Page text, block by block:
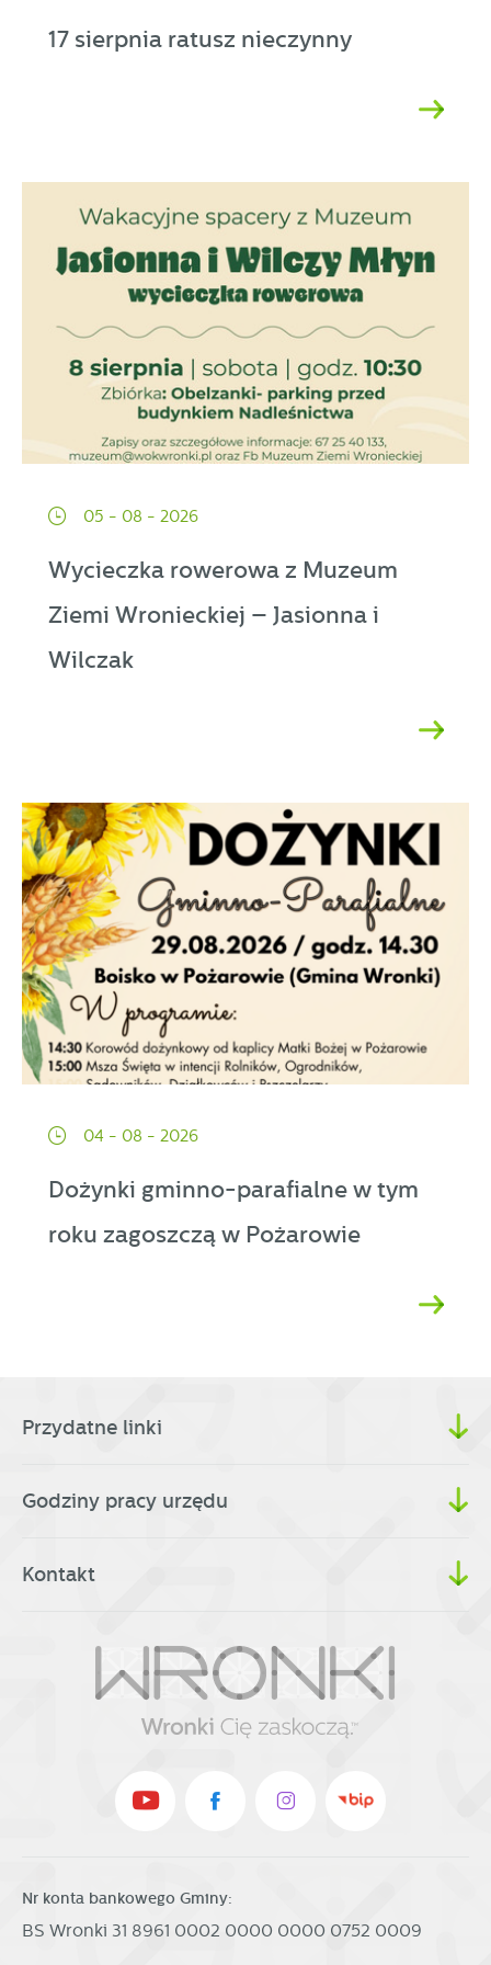
17 sierpnia ratusz nieczynny
05 - 08 - 2026
Wycieczka rowerowa z Muzeum
Ziemi Wronieckiej – Jasionna i
Wilczak
04 - 08 - 2026
Dożynki gminno-parafialne w tym
roku zagoszczą w Pożarowie
Przydatne linki
Godziny pracy urzędu
Kontakt
Nr konta bankowego Gminy:
BS Wronki 31 8961 0002 0000 0000 0752 0009